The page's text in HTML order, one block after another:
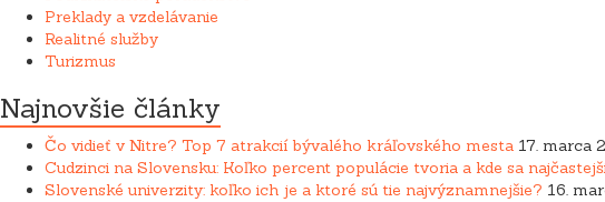
Preklady a vzdelávanie
Realitné služby
Turizmus
Najnovšie články
Čo vidieť v Nitre? Top 7 atrakcií bývalého kráľovského mesta 17. marca
Cudzinci na Slovensku: Koľko percent populácie tvoria a kde sa
Slovenské univerzity: koľko ich je a ktoré sú tie najvýznamnejšie? 16.